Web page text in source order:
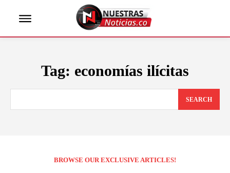
Tag: economías ilícitas
SEARCH
BROWSE OUR EXCLUSIVE ARTICLES!